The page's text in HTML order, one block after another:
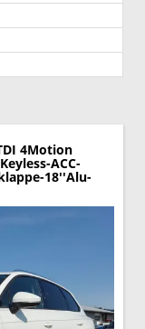
4Motion
ACC-
18''Alu-